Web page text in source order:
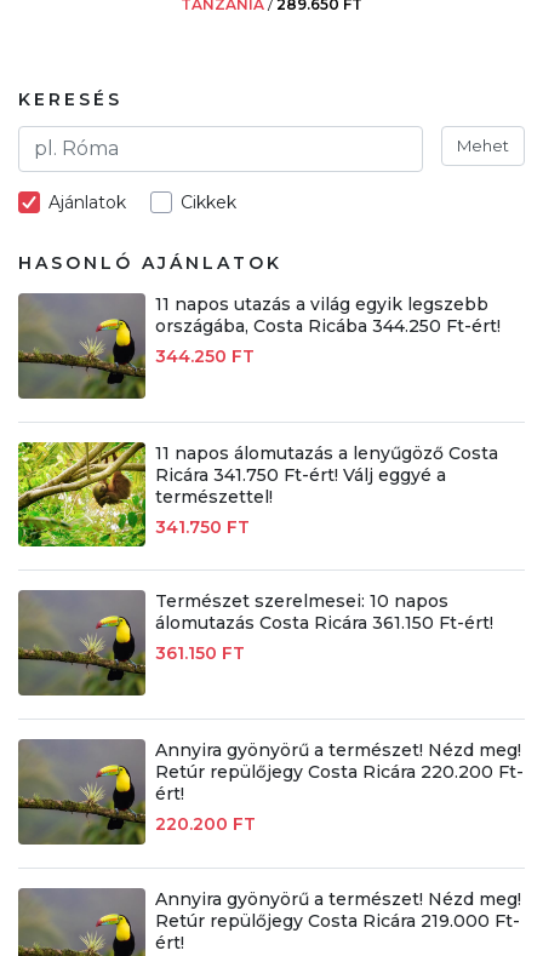
TANZÁNIA /289.650 FT
KERESÉS
Mehet
Ajánlatok Cikkek
HASONLÓ AJÁNLATOK
11 napos utazás a világ egyik legszebb
országába, Costa Ricába 344.250 Ft-ért!
344.250 FT
11 napos álomutazás a lenyűgöző Costa
Ricára 341.750 Ft-ért! Válj eggyé a
természettel!
341.750 FT
Természet szerelmesei: 10 napos
álomutazás Costa Ricára 361.150 Ft-ért!
361.150 FT
Annyira gyönyörű a természet! Nézd meg!
Retúr repülőjegy Costa Ricára 220.200 Ft-
ért!
220.200 FT
Annyira gyönyörű a természet! Nézd meg!
Retúr repülőjegy Costa Ricára 219.000 Ft-
ért!